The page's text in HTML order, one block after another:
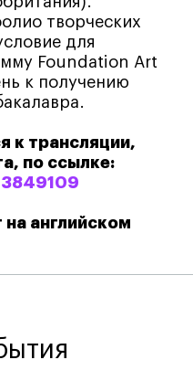
творческих
для
Foundation Art
к получению
к трансляции,
по ссылке:
английском